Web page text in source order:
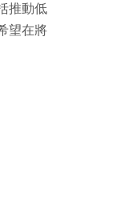
推動低
望在將